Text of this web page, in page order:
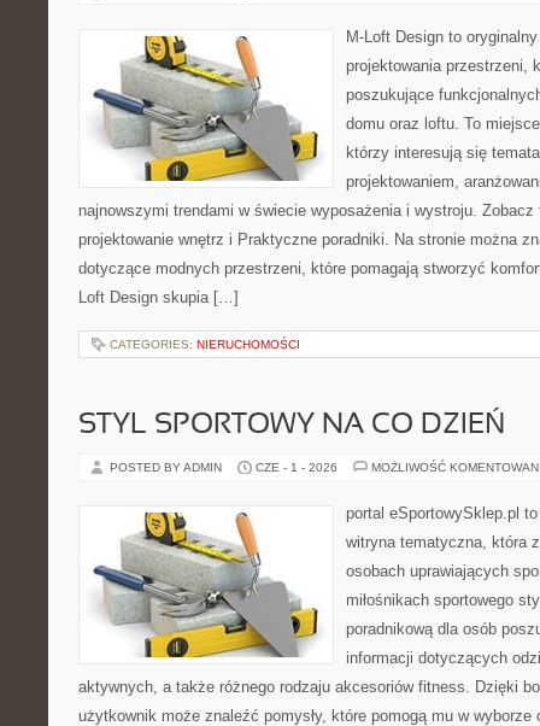
M-Loft Design to
projektowania przestrzeni,
poszukujące
domu oraz loftu. To
którzy interesują się
projektowaniem,
najnowszymi trendami w świecie wyposażenia i wystroju.
projektowanie wnętrz i Praktyczne poradniki. Na stronie można
dotyczące modnych przestrzeni, które pomagają stworzyć
Loft Design skupia […]
CATEGORIES: NIERUCHOMOŚCI
STYL SPORTOWY NA CO DZIEŃ
POSTED BY ADMIN CZE - 1 - 2026 MOŻLIWOŚĆ
portal eSportowySklep.pl
witryna tematyczna, która
osobach uprawiających
miłośnikach sportowego
poradnikową dla osób
informacji dotyczących
aktywnych, a także różnego rodzaju akcesoriów fitness. Dzięki
użytkownik może znaleźć pomysły, które pomogą mu w wyborze